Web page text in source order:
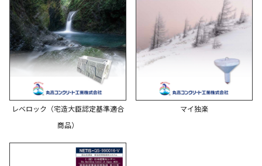
レベロック（宅造大臣認定基準適合
商品）
マイ独楽